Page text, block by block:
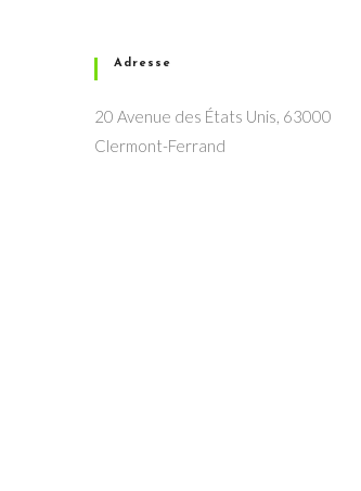
Adresse
20 Avenue des États Unis, 63000
Clermont-Ferrand